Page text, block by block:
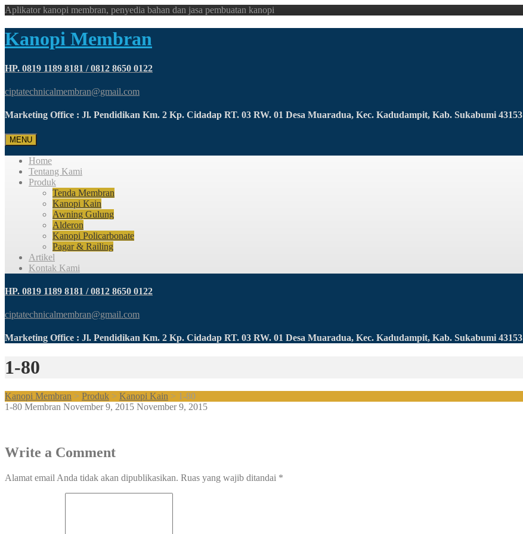
Aplikator kanopi membran, penyedia bahan dan jasa pembuatan kanopi
Kanopi Membran
HP. 0819 1189 8181 / 0812 8650 0122
ciptatechnicalmembran@gmail.com
Marketing Office : Jl. Pendidikan Km. 2 Kp. Cidadap RT. 03 RW. 01 Desa Muaradua, Kec. Kadudampit, Kab. Sukabumi 43153
MENU
Home
Tentang Kami
Produk
Tenda Membran
Kanopi Kain
Awning Gulung
Alderon
Kanopi Policarbonate
Pagar & Railing
Artikel
Kontak Kami
HP. 0819 1189 8181 / 0812 8650 0122
ciptatechnicalmembran@gmail.com
Marketing Office : Jl. Pendidikan Km. 2 Kp. Cidadap RT. 03 RW. 01 Desa Muaradua, Kec. Kadudampit, Kab. Sukabumi 43153
1-80
Kanopi Membran > Produk > Kanopi Kain > 1-80
1-80 Membran November 9, 2015 November 9, 2015
Write a Comment
Alamat email Anda tidak akan dipublikasikan. Ruas yang wajib ditandai *